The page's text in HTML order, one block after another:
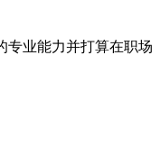
专业能力并打算在职场